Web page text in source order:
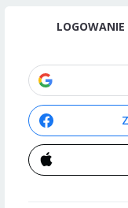
LOGOWANIE